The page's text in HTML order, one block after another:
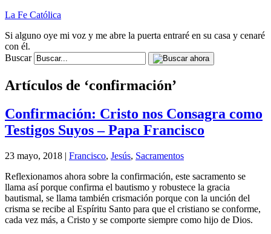
La Fe Católica
Si alguno oye mi voz y me abre la puerta entraré en su casa y cenaré
con él.
Buscar
Artículos de ‘confirmación’
Confirmación: Cristo nos Consagra como
Testigos Suyos – Papa Francisco
23 mayo, 2018 | Francisco, Jesús, Sacramentos
Reflexionamos ahora sobre la confirmación, este sacramento se
llama así porque confirma el bautismo y robustece la gracia
bautismal, se llama también crismación porque con la unción del
crisma se recibe al Espíritu Santo para que el cristiano se conforme,
cada vez más, a Cristo y se comporte siempre como hijo de Dios.